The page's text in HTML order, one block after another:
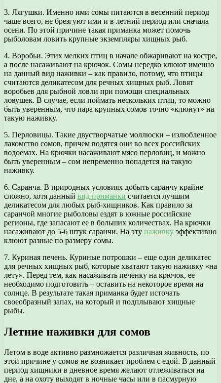
3. Лягушки. Именно ими сомы питаются в весенний период
чаще всего, не брезгуют ими и в летний период или сначала
осени. По этой причине такая приманка может помочь
рыболовам ловить крупные экземпляры хищных рыб.
4. Воробьи. Этих мелких птиц в начале обжаривают на костре,
а после насаживают на крючок. Сомы нередко клюют именно
на данный вид наживки – как правило, потому, что птицы
считаются деликатесом для речных хищных рыб. Ловят
воробьев для рыбной ловли при помощи специальных
ловушек. В случае, если поймать нескольких птиц, то можно
быть уверенным, что пара крупных сомов точно «клюнут» на
такую наживку.
5. Перловицы. Такие двустворчатые моллюски – излюбленное
лакомство сомов, причем водятся они во всех российских
водоемах. На крючки насаживают мясо перловиц, и можно
быть уверенным – сом непременно попадется на такую
наживку.
6. Саранча. В природных условиях добыть саранчу крайне
сложно, хотя данный вид приманки считается лучшим
деликатесом для любых рыб-хищников. Как правило за
саранчой многие рыболовы ездят в южные российские
регионы, где запасают ее в больших количествах. На крючки
насаживают до 5-6 штук саранчи. На эту наживку эффективно
клюют разные по размеру сомы.
7. Куриная печень. Куриные потрошки – еще один деликатес
для речных хищных рыб, которые хватают такую наживку «на
лету». Перед тем, как насаживать печенку на крючок, ее
необходимо подготовить – оставить на некоторое время на
солнце. В результате такая приманка будет источать
своеобразный запах, на который и подплывают хищные
рыбы.
Летние наживки для сомов
Летом в воде активно размножается различная живность, по
этой причине у сомов не возникает проблем с едой. В данный
период хищники в дневное время желают отлеживаться на
дне, а на охоту выходят в ночные часы или в пасмурную